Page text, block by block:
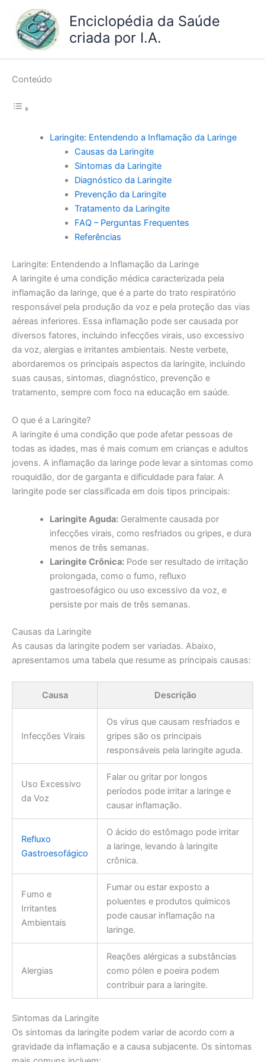
conteúdo
Enciclopédia da Saúde
criada por I.A.
Conteúdo
Laringite: Entendendo a Inflamação da Laringe
Causas da Laringite
Sintomas da Laringite
Diagnóstico da Laringite
Prevenção da Laringite
Tratamento da Laringite
FAQ – Perguntas Frequentes
Referências
Laringite: Entendendo a Inflamação da Laringe
A laringite é uma condição médica caracterizada pela
inflamação da laringe, que é a parte do trato respiratório
responsável pela produção da voz e pela proteção das vias
aéreas inferiores. Essa inflamação pode ser causada por
diversos fatores, incluindo infecções virais, uso excessivo
da voz, alergias e irritantes ambientais. Neste verbete,
abordaremos os principais aspectos da laringite, incluindo
suas causas, sintomas, diagnóstico, prevenção e
tratamento, sempre com foco na educação em saúde.
O que é a Laringite?
A laringite é uma condição que pode afetar pessoas de
todas as idades, mas é mais comum em crianças e adultos
jovens. A inflamação da laringe pode levar a sintomas como
rouquidão, dor de garganta e dificuldade para falar. A
laringite pode ser classificada em dois tipos principais:
Laringite Aguda:Geralmente causada por
infecções virais, como resfriados ou gripes, e dura
menos de três semanas.
Laringite Crônica:Pode ser resultado de irritação
prolongada, como o fumo, refluxo
gastroesofágico ou uso excessivo da voz, e
persiste por mais de três semanas.
Causas da Laringite
As causas da laringite podem ser variadas. Abaixo,
apresentamos uma tabela que resume as principais causas:
Causa Descrição
Infecções Virais
Os vírus que causam resfriados e
gripes são os principais
responsáveis pela laringite aguda.
Uso Excessivo
da Voz
Falar ou gritar por longos
períodos pode irritar a laringe e
causar inflamação.
Refluxo
Gastroesofágico
O ácido do estômago pode irritar
a laringe, levando à laringite
crônica.
Fumo e
Irritantes
Ambientais
Fumar ou estar exposto a
poluentes e produtos químicos
pode causar inflamação na
laringe.
Alergias
Reações alérgicas a substâncias
como pólen e poeira podem
contribuir para a laringite.
Sintomas da Laringite
Os sintomas da laringite podem variar de acordo com a
gravidade da inflamação e a causa subjacente. Os sintomas